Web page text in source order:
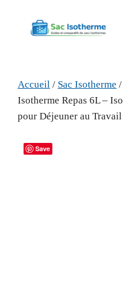
contenu
Accueil / Sac Isotherme /
Isotherme Repas 6L –
pour Déjeuner au Travail
Save